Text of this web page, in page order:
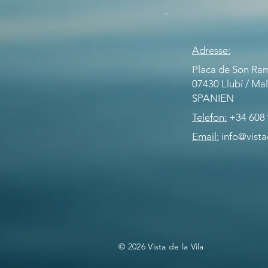
Adresse:
Placa de Son
07430 Llubí /
SPANIEN
Telefon: +34 608
Email:
© 2026 Vista de la Vila